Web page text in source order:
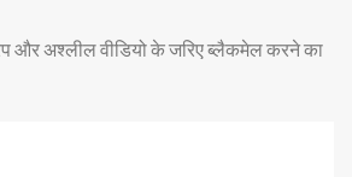
रेप और अश्लील वीडियो के जरिए ब्लैकमेल करने का